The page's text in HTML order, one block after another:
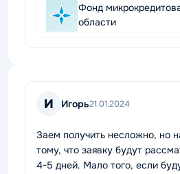
Фонд
области
И Игорь21.01.2024
Заем получить несложно, но
тому, что заявку будут
4-5 дней. Мало того, если